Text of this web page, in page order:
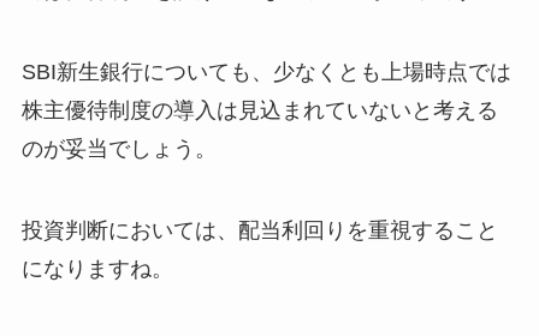
SBI新生銀行についても、少なくとも上場時点では
株主優待制度の導入は見込まれていないと考える
のが妥当でしょう。
投資判断においては、配当利回りを重視すること
になりますね。